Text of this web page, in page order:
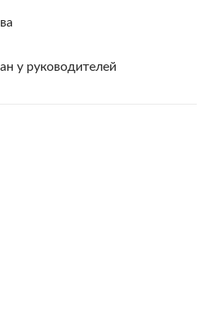
у руководителей